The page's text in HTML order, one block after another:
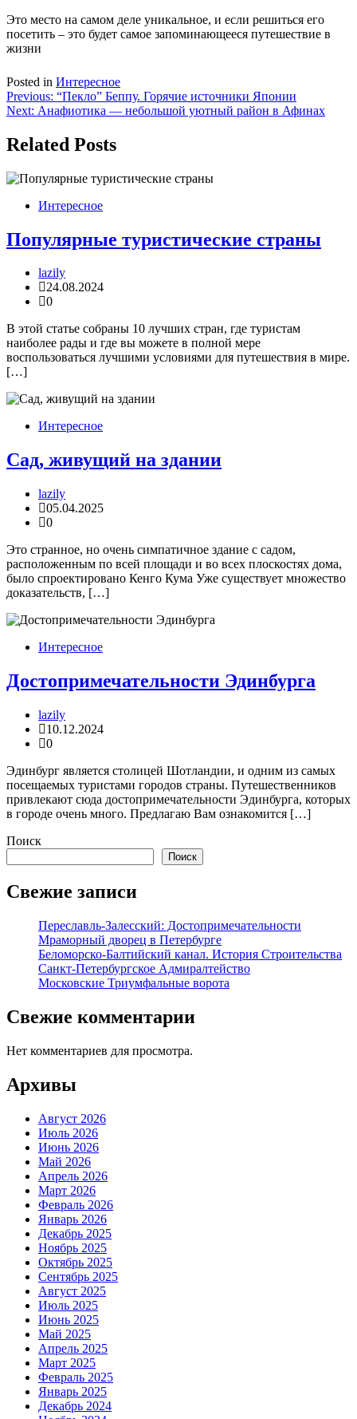
Это место на самом деле уникальное, и если решиться его
посетить – это будет самое запоминающееся путешествие в
жизни
Posted in Интересное
Навигация
по
записям
Previous: “Пекло” Беппу. Горячие источники Японии
Next: Анафиотика — небольшой уютный район в Афинах
Related Posts
Интересное
Популярные туристические страны
lazily
24.08.2024
0
В этой статье собраны 10 лучших стран, где туристам
наиболее рады и где вы можете в полной мере
воспользоваться лучшими условиями для путешествия в мире.
[…]
Интересное
Сад, живущий на здании
lazily
05.04.2025
0
Это странное, но очень симпатичное здание с садом,
расположенным по всей площади и во всех плоскостях дома,
было спроектировано Кенго Кума Уже существует множество
доказательств, […]
Интересное
Достопримечательности Эдинбурга
lazily
10.12.2024
0
Эдинбург является столицей Шотландии, и одним из самых
посещаемых туристами городов страны. Путешественников
привлекают сюда достопримечательности Эдинбурга, которых
в городе очень много. Предлагаю Вам ознакомится […]
Поиск
Поиск
Свежие записи
Переславль-Залесский: Достопримечательности
Мраморный дворец в Петербурге
Беломорско-Балтийский канал. История Строительства
Санкт-Петербургское Адмиралтейство
Московские Триумфальные ворота
Свежие комментарии
Нет комментариев для просмотра.
Архивы
Август 2026
Июль 2026
Июнь 2026
Май 2026
Апрель 2026
Март 2026
Февраль 2026
Январь 2026
Декабрь 2025
Ноябрь 2025
Октябрь 2025
Сентябрь 2025
Август 2025
Июль 2025
Июнь 2025
Май 2025
Апрель 2025
Март 2025
Февраль 2025
Январь 2025
Декабрь 2024